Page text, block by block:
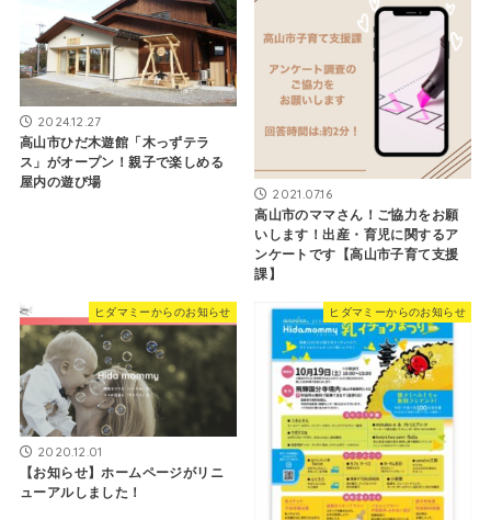
2024.12.27
高山市ひだ木遊館「木っずテラ
ス」がオープン！親子で楽しめる
屋内の遊び場
2021.07.16
高山市のママさん！ご協力をお願
いします！出産・育児に関するア
ンケートです【高山市子育て支援
課】
ヒダマミーからのお知らせ
2020.12.01
【お知らせ】ホームページがリニ
ューアルしました！
ヒダマミーからのお知らせ